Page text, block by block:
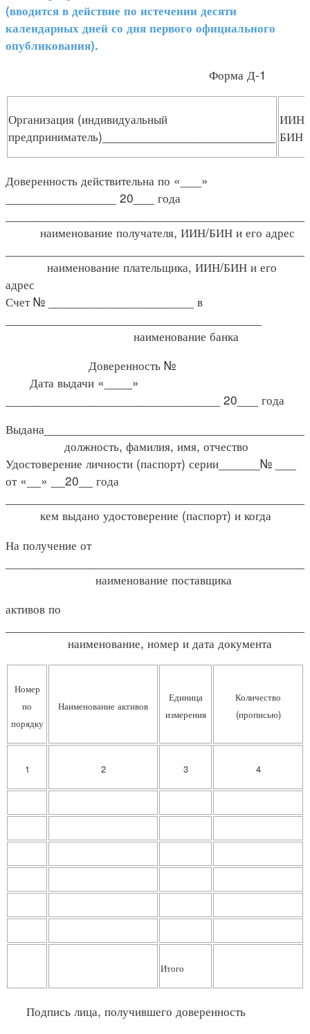
(вводится в действие по истечении десяти
календарных дней со дня первого официального
опубликования).
Форма Д-1
Организация (индивидуальный
предприниматель)_________________________
ИИН/
БИН
Доверенность действительна по «___»
________________ 20___ года
наименование получателя, ИИН/БИН и его адрес
наименование плательщика, ИИН/БИН и его
адрес
Счет № _____________________ в
наименование банка
Доверенность №
Дата выдачи «____»
_______________________________ 20___ года
должность, фамилия, имя, отчество
Удостоверение личности (паспорт) серии______№ ___
от «__» __20__ года
кем выдано удостоверение (паспорт) и когда
На получение от
наименование поставщика
активов по
наименование, номер и дата документа
Номер
по
порядку
Наименование активов
Единица
измерения
Количество
(прописью)
1 2 3 4
Итого
Подпись лица, получившего доверенность